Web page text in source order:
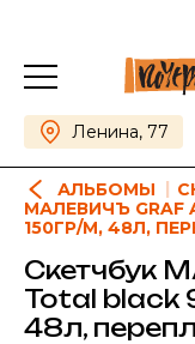
Ленина, 77
АЛЬБОМЫ
МАЛЕВИЧЪ GRAF
150ГР/М, 48Л,
Скетчбук
Total black
48л,